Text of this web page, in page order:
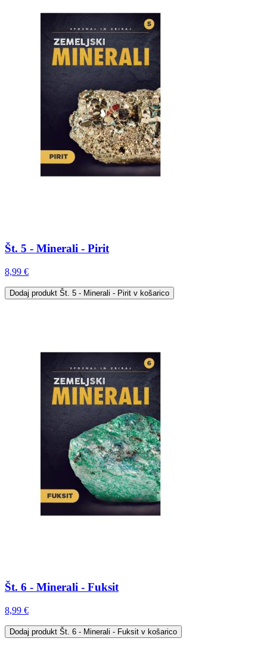
Št. 5 - Minerali - Pirit
8,99 €
Dodaj produkt Št. 5 - Minerali - Pirit v košarico
Št. 6 - Minerali - Fuksit
8,99 €
Dodaj produkt Št. 6 - Minerali - Fuksit v košarico